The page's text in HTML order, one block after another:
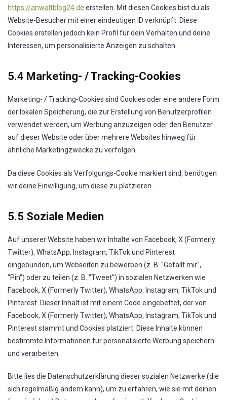
https://anwaltblog24.de erstellen. Mit diesen Cookies bist du als
Website-Besucher mit einer eindeutigen ID verknüpft. Diese
Cookies erstellen jedoch kein Profil für dein Verhalten und deine
Interessen, um personalisierte Anzeigen zu schalten.
5.4 Marketing- / Tracking-Cookies
Marketing- / Tracking-Cookies sind Cookies oder eine andere Form
der lokalen Speicherung, die zur Erstellung von Benutzerprofilen
verwendet werden, um Werbung anzuzeigen oder den Benutzer
auf dieser Website oder über mehrere Websites hinweg für
ähnliche Marketingzwecke zu verfolgen.
Da diese Cookies als Verfolgungs-Cookie markiert sind, benötigen
wir deine Einwilligung, um diese zu platzieren.
5.5 Soziale Medien
Auf unserer Website haben wir Inhalte von Facebook, X (Formerly
Twitter), WhatsApp, Instagram, TikTok und Pinterest
eingebunden, um Webseiten zu bewerben (z. B. "Gefällt mir",
"Pin") oder zu teilen (z. B. "Tweet") in sozialen Netzwerken wie
Facebook, X (Formerly Twitter), WhatsApp, Instagram, TikTok und
Pinterest. Dieser Inhalt ist mit einem Code eingebettet, der von
Facebook, X (Formerly Twitter), WhatsApp, Instagram, TikTok und
Pinterest stammt und Cookies platziert. Diese Inhalte können
bestimmte Informationen für personalisierte Werbung speichern
und verarbeiten.
Bitte lies die Datenschutzerklärung dieser sozialen Netzwerke (die
sich regelmäßig ändern kann), um zu erfahren, wie sie mit deinen